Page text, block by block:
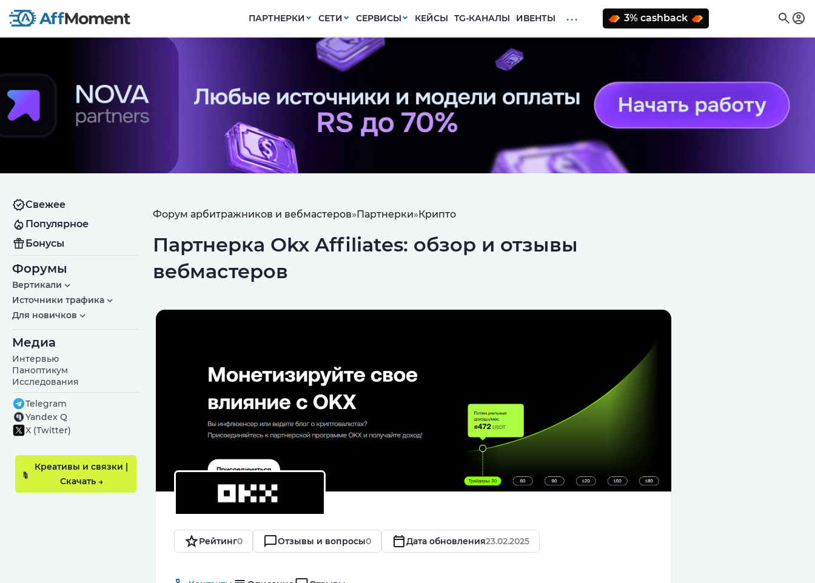
ПАРТНЕРКИ СЕТИ СЕРВИСЫ КЕЙСЫ TG-КАНАЛЫ ИВЕНТЫ . . . 3% cashback
Свежее
Популярное
Бонусы
Форумы
Вертикали
Источники трафика
Для новичков
Медиа
Интервью
Паноптикум
Исследования
Telegram
Yandex Q
X (Twitter)
Креативы и связки |
Скачать →
Форум арбитражников и вебмастеров»Партнерки»Крипто
Партнерка Okx Affiliates: обзор и отзывы
вебмастеров
Рейтинг0 Отзывы и вопросы0 Дата обновления23.02.2025